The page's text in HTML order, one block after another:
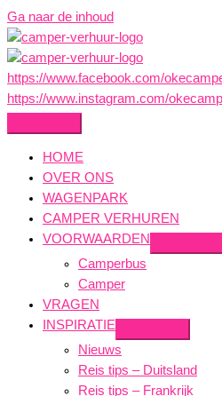
Ga naar de inhoud
https://www.facebook.com/
https://www.instagram.com/
HOME
OVER ONS
WAGENPARK
CAMPER VERHUREN
VOORWAARDEN
Camperbus
Camper
VRAGEN
INSPIRATIE
Nieuws
Reis tips – Duitsland
Reis tips – Frankrijk